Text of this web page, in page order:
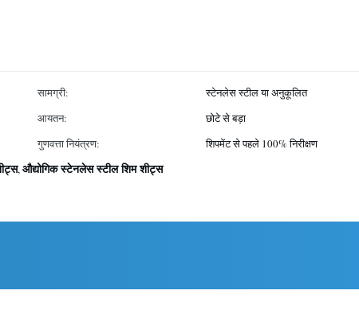
सामग्री:
स्टेनलेस स्टील या अनुकूलित
आयतन:
छोटे से बड़ा
गुणवत्ता नियंत्रण:
शिपमेंट से पहले 100% निरीक्षण
,औद्योगिक स्टेनलेस स्टील शिम शीट्स